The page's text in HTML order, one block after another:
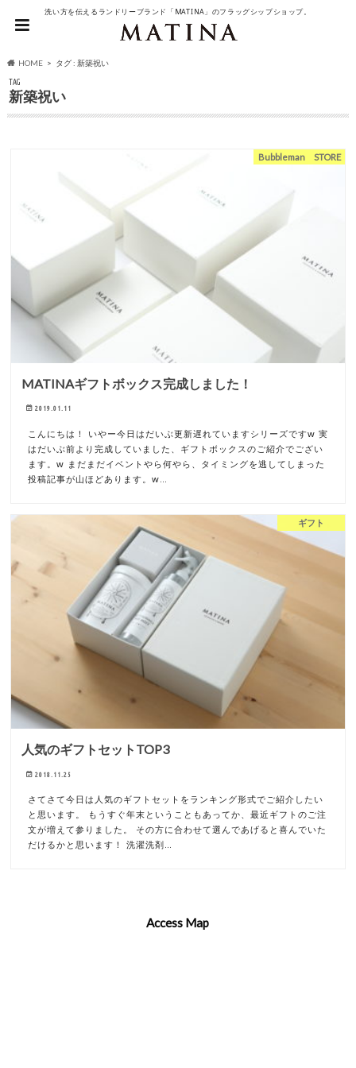
洗い方を伝えるランドリーブランド「MATINA」のフラッグシップショップ。
HOME タグ : 新築祝い
TAG
新築祝い
Bubbleman STORE
MATINAギフトボックス完成しました！
2019.01.11
こんにちは！ いやー今日はだいぶ更新遅れていますシリーズですw 実
はだいぶ前より完成していました、ギフトボックスのご紹介でござい
ます。w まだまだイベントやら何やら、タイミングを逃してしまった
投稿記事が山ほどあります。w…
ギフト
人気のギフトセットTOP3
2018.11.25
さてさて今日は人気のギフトセットをランキング形式でご紹介したい
と思います。 もうすぐ年末ということもあってか、最近ギフトのご注
文が増えて参りました。 その方に合わせて選んであげると喜んでいた
だけるかと思います！ 洗濯洗剤…
Access Map